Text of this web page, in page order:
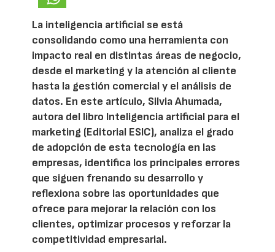
La inteligencia artificial se está
consolidando como una herramienta con
impacto real en distintas áreas de negocio,
desde el marketing y la atención al cliente
hasta la gestión comercial y el análisis de
datos. En este artículo, Silvia Ahumada,
autora del libro Inteligencia artificial para el
marketing (Editorial ESIC), analiza el grado
de adopción de esta tecnología en las
empresas, identifica los principales errores
que siguen frenando su desarrollo y
reflexiona sobre las oportunidades que
ofrece para mejorar la relación con los
clientes, optimizar procesos y reforzar la
competitividad empresarial.